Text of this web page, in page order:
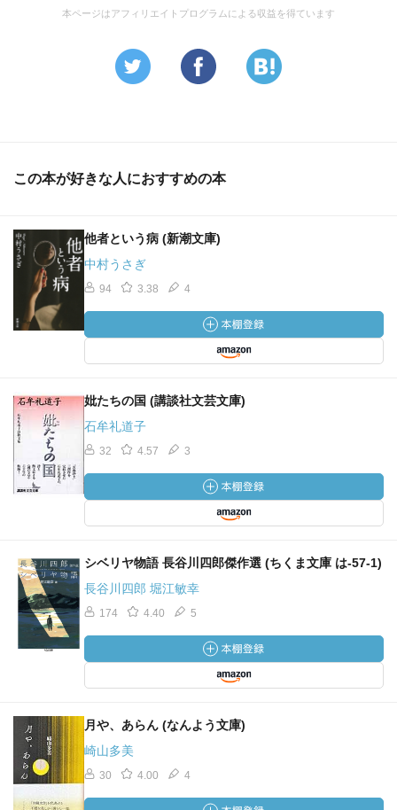
本ページはアフィリエイトプログラムによる収益を得ています
この本が好きな人におすすめの本
他者という病 (新潮文庫)
中村うさぎ
94 3.38 4
妣たちの国 (講談社文芸文庫)
石牟礼道子
32 4.57 3
シベリヤ物語 長谷川四郎傑作選 (ちくま文庫 は-57-1)
長谷川四郎 堀江敏幸
174 4.40 5
月や、あらん (なんよう文庫)
崎山多美
30 4.00 4